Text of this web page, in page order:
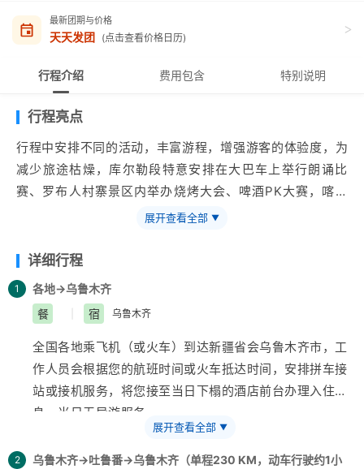
最新团期与价格
天天发团 (点击查看价格日历)
>
行程介绍 费用包含 特别说明
行程亮点
行程中安排不同的活动，丰富游程，增强游客的体验度，为
减少旅途枯燥，库尔勒段特意安排在大巴车上举行朗诵比
赛、罗布人村寨景区内举办烧烤大会、啤酒PK大赛，喀什
噶尔安排摄影比赛及开城歌舞仪式，让大家近距离感受喀什
展开查看全部 ▼
详细行程
1
各地→乌鲁木齐
餐
宿 乌鲁木齐
全国各地乘飞机（或火车）到达新疆省会乌鲁木齐市，工
作人员会根据您的航班时间或火车抵达时间，安排拼车接
站或接机服务，将您接至当日下榻的酒店前台办理入住休
息，当日无导游服务。
1、行前通知：行程前一天会以短信方式通知您导游、车
展开查看全部 ▼
2
乌鲁木齐→吐鲁番→乌鲁木齐（单程230 KM，动车行驶约1小